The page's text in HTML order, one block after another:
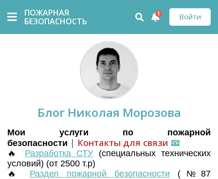
ПОЖАРНАЯ
БЕЗОПАСНОСТЬ
Войти
1
Блог Николая Морозова
Мои услуги по пожарной
безопасности | Контакты для связи 📧
🔥 Разработка СТУ (специальных технических
условий) (от 2500 т.р)
🔥 Раздел пожарной безопасности (№87